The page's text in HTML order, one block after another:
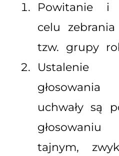
Powitanie i
celu
tzw. grupy
uchwały są
tajnym,